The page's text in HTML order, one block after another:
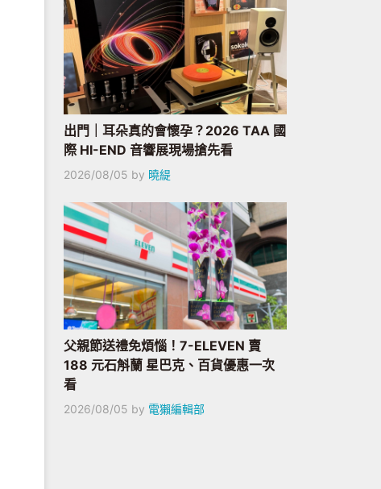
出門｜耳朵真的會懷孕？2026 TAA 國
際 HI-END 音響展現場搶先看
2026/08/05 by 曉緹
父親節送禮免煩惱！7-ELEVEN 賣
188 元石斛蘭 星巴克、百貨優惠一次
看
2026/08/05 by 電獺編輯部